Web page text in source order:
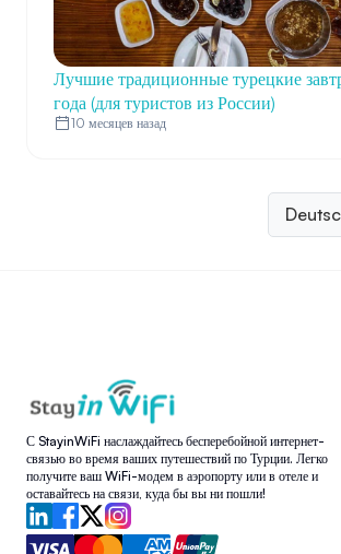
Лучшие традиционные турецкие
года (для туристов из России)
10 месяцев назад
С StayinWiFi наслаждайтесь бесперебойной интернет-
связью во время ваших путешествий по Турции. Легко
получите ваш WiFi-модем в аэропорту или в отеле и
оставайтесь на связи, куда бы вы ни пошли!